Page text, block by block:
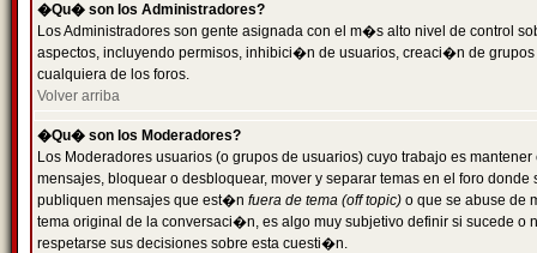
�Qu� son los Administradores?
Los Administradores son gente asignada con el m�s alto nivel de control
aspectos, incluyendo permisos, inhibici�n de usuarios, creaci�n de
cualquiera de los foros.
Volver arriba
�Qu� son los Moderadores?
Los Moderadores usuarios (o grupos de usuarios) cuyo trabajo es
mensajes, bloquear o desbloquear, mover y separar temas en el foro
publiquen mensajes que est�n fuera de tema (off topic) o que se abuse de
tema original de la conversaci�n, es algo muy subjetivo definir si sucede
respetarse sus decisiones sobre esta cuesti�n.